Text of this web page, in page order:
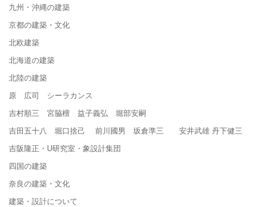
九州・沖縄の建築
京都の建築・文化
北欧建築
北海道の建築
北陸の建築
原 広司 シーラカンス
吉村順三 宮脇檀 益子義弘 堀部安嗣
吉田五十八 堀口捨己 前川國男 坂倉準三 安井武雄 丹下健三
吉阪隆正・U研究室・象設計集団
四国の建築
奈良の建築・文化
建築・設計について